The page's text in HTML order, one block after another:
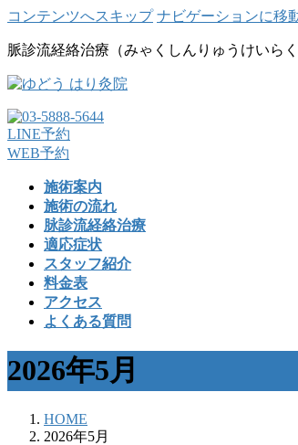
コンテンツへスキップ ナビゲーションに移
脈診流経絡治療（みゃくしんりゅうけいら
LINE予約
WEB予約
施術案内
施術の流れ
脉診流経絡治療
適応症状
スタッフ紹介
料金表
アクセス
よくある質問
2026年5月
HOME
2026年5月